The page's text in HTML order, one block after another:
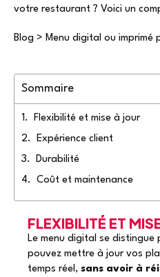
votre restaurant ? Voici un
Blog > Menu digital ou
Sommaire
Flexibilité et mise à jour
Expérience client
Durabilité
Coût et maintenance
FLEXIBILITÉ ET
Le menu digital se distingue
pouvez mettre à jour vos
temps réel, sans avoir à